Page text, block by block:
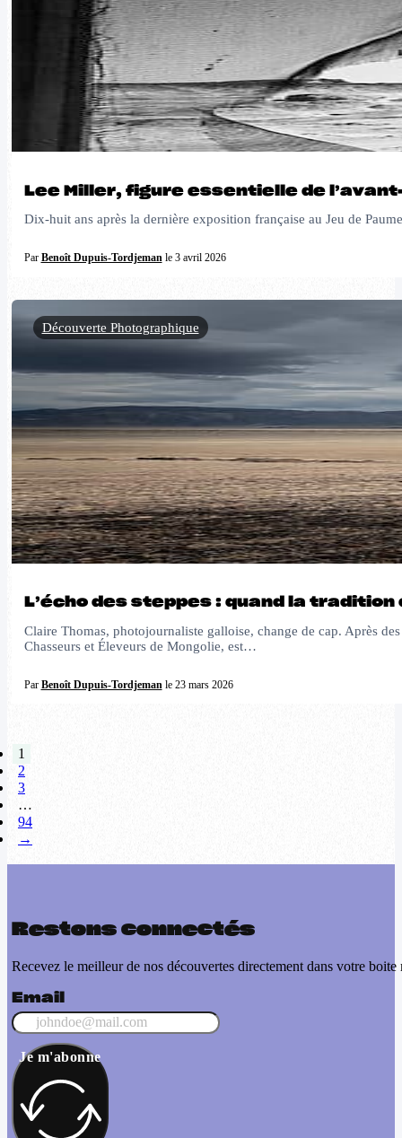
Lee Miller, figure essentielle de
Dix-huit ans après la dernière exposition française au Jeu de
Par Benoît Dupuis-Tordjemanle 3 avril 2026
L’écho des steppes : quand la tradition
Claire Thomas, photojournaliste galloise, change de cap. Après
Chasseurs et Éleveurs de Mongolie, est…
Par Benoît Dupuis-Tordjemanle 23 mars 2026
Découverte Photographique
1
2
3
…
94
→
Restons connectés
Recevez le meilleur de nos découvertes directement dans votre boite
Email
Je m'abonne